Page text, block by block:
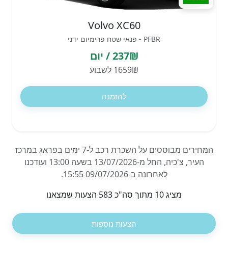
Volvo XC60
PFBR - פנאי שטח פרימיום ידני
237₪ / יום
1659₪ לשבוע
להזמנה
המחירים מבוססים על השכרת רכב ל-7 ימים בפראג במרכז
העיר, צ'כיה, החל מ-13/07/2026 בשעה 13:00 ועודכנו
לאחרונה ב-09/07/2026 15:55.
מציג 10 מתוך סה"כ 583 הצעות שמצאנו
הצעות נוספות